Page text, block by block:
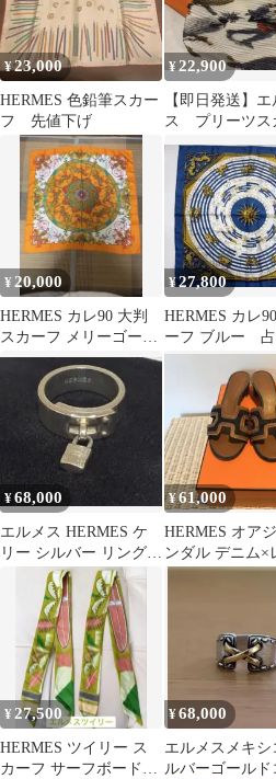
¥23,000
HERMES 色鉛筆スカー
フ 先値下げ
¥22,900
【即日発送】エ
ス プリーツス
鷹柄
¥ 20,000
HERMES カレ90 大判
スカーフ メリーゴーラ
ンド柄 ルナパーク
¥27,800
HERMES カレ
ーフ ブルー
占い
¥68,000
エルメス HERMES ケ
リー シルバー リング
¥61,000
HERMES オア
ンダル デニム×
¥ 27,500
HERMES ツイリー ス
カーフ サーフボード柄
¥68,000
エルメスメキ
ルバーゴールド